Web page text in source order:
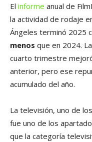
El informe anual de
la actividad de rodaje
Ángeles terminó 2025
menos que en 2024.
cuarto trimestre
anterior, pero ese
acumulado del año.
La televisión, uno de
fue uno de los
que la categoría